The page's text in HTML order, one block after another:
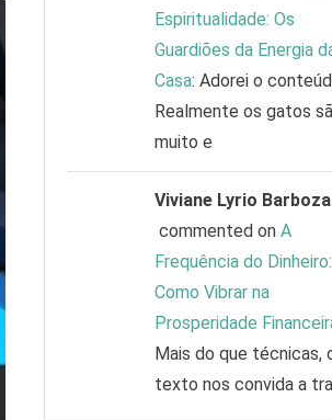
Espiritualidade: Os
Guardiões da Energia
Casa: Adorei o
Realmente os gatos
muito e
Viviane Lyrio Barboza
commented on A
Frequência do Dinheiro:
Como Vibrar na
Prosperidade
Mais do que técnicas,
texto nos convida a